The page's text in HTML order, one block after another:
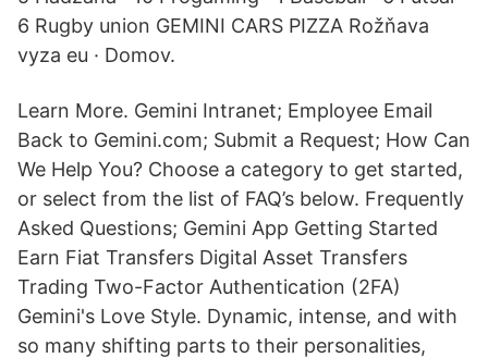
6 Rugby union GEMINI CARS PIZZA Rožňava
vyza eu · Domov.
Learn More. Gemini Intranet; Employee Email
Back to Gemini.com; Submit a Request; How Can
We Help You? Choose a category to get started,
or select from the list of FAQ’s below. Frequently
Asked Questions; Gemini App Getting Started
Earn Fiat Transfers Digital Asset Transfers
Trading Two-Factor Authentication (2FA)
Gemini's Love Style. Dynamic, intense, and with
so many shifting parts to their personalities,